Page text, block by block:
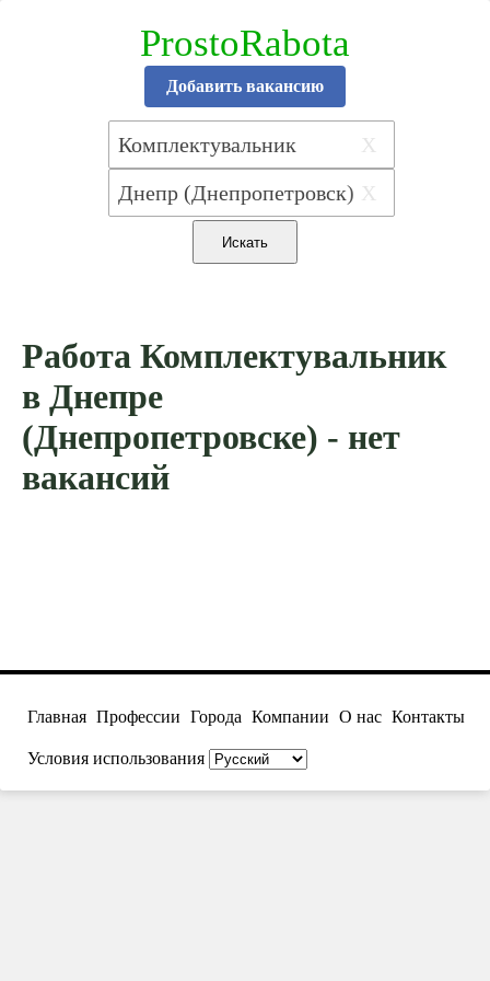
ProstoRabota
Добавить вакансию
X
X
Работа Комплектувальник
в Днепре
(Днепропетровске) - нет
вакансий
Главная Профессии Города Компании О нас Контакты
Условия использования